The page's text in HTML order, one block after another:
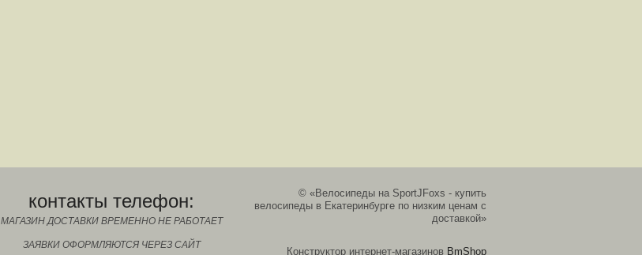
© «Велосипеды на SportJFoxs - купить
велосипеды в Екатеринбурге по низким ценам с
доставкой»
Конструктор интернет-магазинов BmShop
контакты телефон:
МАГАЗИН ДОСТАВКИ ВРЕМЕННО НЕ РАБОТАЕТ
ЗАЯВКИ ОФОРМЛЯЮТСЯ ЧЕРЕЗ САЙТ